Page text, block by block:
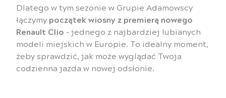
Dlatego w tym sezonie w Grupie Adamowscy
łączymy początek wiosny z premierą nowego
Renault Clio – jednego z najbardziej lubianych
modeli miejskich w Europie. To idealny moment,
żeby sprawdzić, jak może wyglądać Twoja
codzienna jazda w nowej odsłonie.